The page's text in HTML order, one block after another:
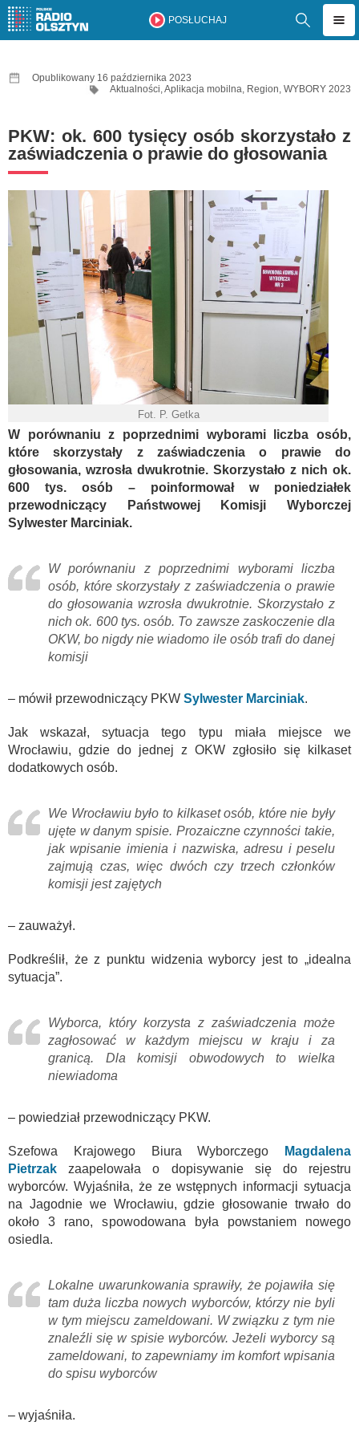
POSŁUCHAJ
Opublikowany 16 października 2023
Aktualności,Aplikacja mobilna, Region, WYBORY 2023
PKW: ok. 600 tysięcy osób skorzystało z
zaświadczenia o prawie do głosowania
Fot. P. Getka
W porównaniu z poprzednimi wyborami liczba osób,
które skorzystały z zaświadczenia o prawie do
głosowania, wzrosła dwukrotnie. Skorzystało z nich ok.
600 tys. osób – poinformował w poniedziałek
przewodniczący Państwowej Komisji Wyborczej
Sylwester Marciniak.
W porównaniu z poprzednimi wyborami liczba
osób, które skorzystały z zaświadczenia o prawie
do głosowania wzrosła dwukrotnie. Skorzystało z
nich ok. 600 tys. osób. To zawsze zaskoczenie dla
OKW, bo nigdy nie wiadomo ile osób trafi do danej
komisji
– mówił przewodniczący PKW Sylwester Marciniak.
Jak wskazał, sytuacja tego typu miała miejsce we
Wrocławiu, gdzie do jednej z OKW zgłosiło się kilkaset
dodatkowych osób.
We Wrocławiu było to kilkaset osób, które nie były
ujęte w danym spisie. Prozaiczne czynności takie,
jak wpisanie imienia i nazwiska, adresu i peselu
zajmują czas, więc dwóch czy trzech członków
komisji jest zajętych
– zauważył.
Podkreślił, że z punktu widzenia wyborcy jest to „idealna
sytuacja”.
Wyborca, który korzysta z zaświadczenia może
zagłosować w każdym miejscu w kraju i za
granicą. Dla komisji obwodowych to wielka
niewiadoma
– powiedział przewodniczący PKW.
Szefowa Krajowego Biura Wyborczego Magdalena
Pietrzak zaapelowała o dopisywanie się do rejestru
wyborców. Wyjaśniła, że ze wstępnych informacji sytuacja
na Jagodnie we Wrocławiu, gdzie głosowanie trwało do
około 3 rano, spowodowana była powstaniem nowego
osiedla.
Lokalne uwarunkowania sprawiły, że pojawiła się
tam duża liczba nowych wyborców, którzy nie byli
w tym miejscu zameldowani. W związku z tym nie
znaleźli się w spisie wyborców. Jeżeli wyborcy są
zameldowani, to zapewniamy im komfort wpisania
do spisu wyborców
– wyjaśniła.